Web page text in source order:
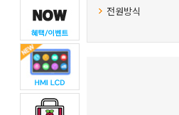
전원방식